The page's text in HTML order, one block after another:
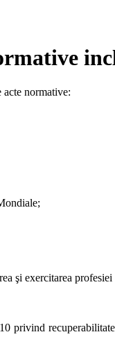
normative:
şi exercitarea profesiei
privind